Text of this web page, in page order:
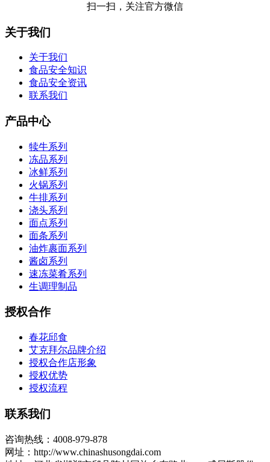
扫一扫，关注官方微信
关于我们
关于我们
食品安全知识
食品安全资讯
联系我们
产品中心
犊牛系列
冻品系列
冰鲜系列
火锅系列
牛排系列
浇头系列
面点系列
面条系列
油炸裹面系列
酱卤系列
速冻菜肴系列
生调理制品
授权合作
春花邱食
艾克拜尔品牌介绍
授权合作店形象
授权优势
授权流程
联系我们
咨询热线：4008-979-878
网址：http://www.chinashusongdai.com